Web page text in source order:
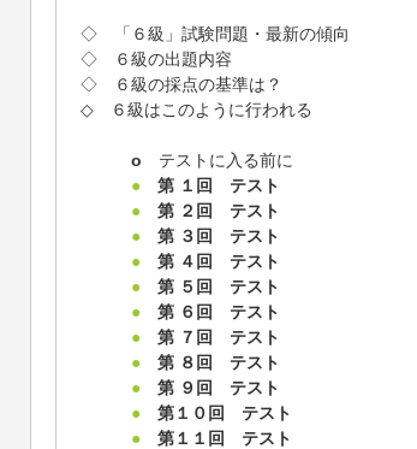
◇ 「６級」試験問題・最新の傾向
◇ ６級の出題内容
◇ ６級の採点の基準は？
◇ ６級はこのように行われる
o テストに入る前に
● 第 １回 テスト
● 第 ２回 テスト
● 第 ３回 テスト
● 第 ４回 テスト
● 第 ５回 テスト
● 第 ６回 テスト
● 第 ７回 テスト
● 第 ８回 テスト
● 第 ９回 テスト
● 第１０回 テスト
● 第１１回 テスト